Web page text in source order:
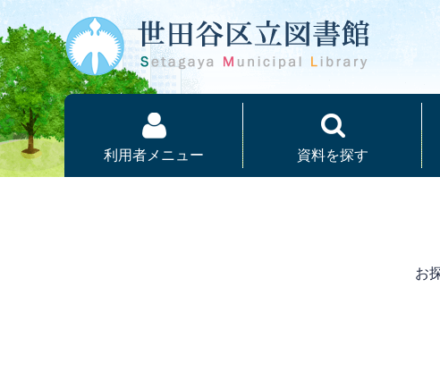
利用者メニュー 資料を探す
お